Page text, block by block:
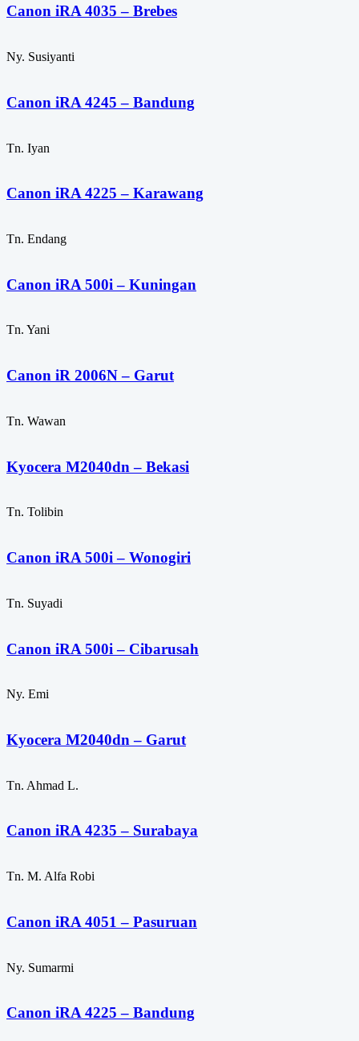
Canon iRA 4035 – Brebes
Ny. Susiyanti
Canon iRA 4245 – Bandung
Tn. Iyan
Canon iRA 4225 – Karawang
Tn. Endang
Canon iRA 500i – Kuningan
Tn. Yani
Canon iR 2006N – Garut
Tn. Wawan
Kyocera M2040dn – Bekasi
Tn. Tolibin
Canon iRA 500i – Wonogiri
Tn. Suyadi
Canon iRA 500i – Cibarusah
Ny. Emi
Kyocera M2040dn – Garut
Tn. Ahmad L.
Canon iRA 4235 – Surabaya
Tn. M. Alfa Robi
Canon iRA 4051 – Pasuruan
Ny. Sumarmi
Canon iRA 4225 – Bandung